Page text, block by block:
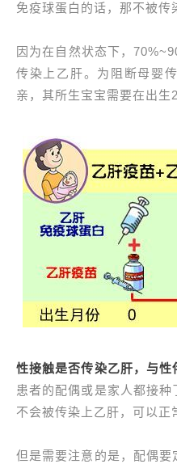
免疫球蛋白的话，那不被
因为在自然状态下，
传染上乙肝。为阻断母婴
亲，其所生宝宝需要在出
性接触是否传染乙肝，与
患者的配偶或是家人都接
不会被传染上乙肝，可以
但是需要注意的是，配偶